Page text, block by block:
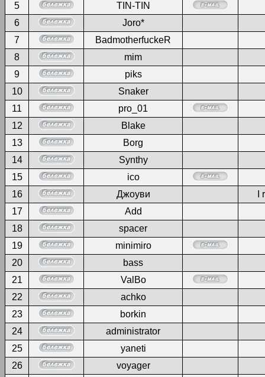
5
TIN-TIN
6
Joro*
7
BadmotherfuckeR
8
mim
9
piks
10
Snaker
11
pro_01
12
Blake
13
Borg
14
Synthy
15
ico
16
Джоуви
17
Add
18
spacer
19
minimiro
20
bass
21
ValBo
22
achko
23
borkin
24
administrator
25
yaneti
26
voyager